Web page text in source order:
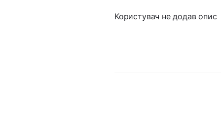
Користувач не додав опис